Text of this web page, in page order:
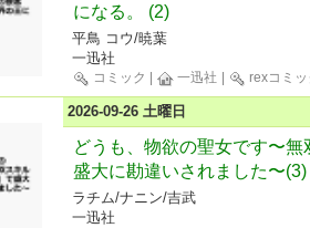
になる。 (2)
平鳥 コウ/暁葉
一迅社
コミック 一迅社 rexコミ
2026-09-26 土曜日
どうも、物欲の聖女です〜
盛大に勘違いされました〜(3)
ラチム/ナニン/吉武
一迅社